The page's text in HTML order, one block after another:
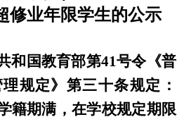
修业年限学生的公示
和国教育部第41号令《普
规定》第三十条规定：
籍期满，在学校规定期限